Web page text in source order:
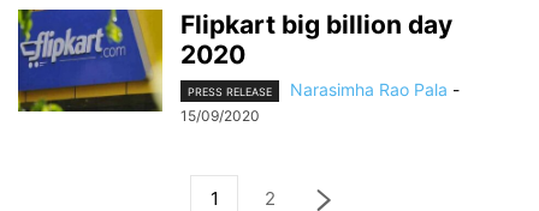
Flipkart big billion day
2020
PRESS RELEASE Narasimha Rao Pala -
15/09/2020
1 2